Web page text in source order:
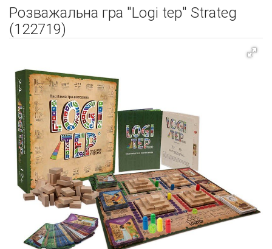
Розважальна гра "Logi tep" Strateg
(122719)